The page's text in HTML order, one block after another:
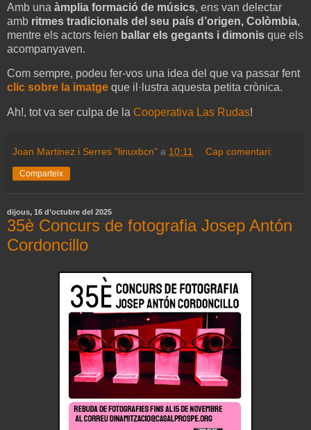
Amb una àmplia formació de músics, ens van delectar
amb ritmes tradicionals del seu país d’origen, Colòmbia,
mentre els actors feien ballar els gegants i dimonis que els
acompanyaven.
Com sempre, podeu fer-vos una idea del que va passar fent
clic sobre la imatge que il·lustra aquesta petita crònica.
Ah!, tot va ser culpa de la Cooperativa Las Rudas!
Joan Martinez i Serres "linuxbcn" a 10:11 Cap comentari:
Comparteix
dijous, 16 d’octubre del 2025
35è Concurs de fotografia Josep Antón
Cordoncillo